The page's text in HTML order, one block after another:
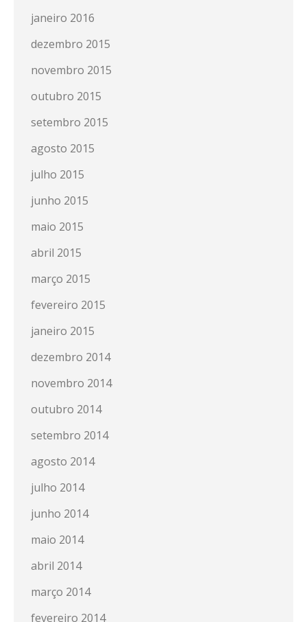
janeiro 2016
dezembro 2015
novembro 2015
outubro 2015
setembro 2015
agosto 2015
julho 2015
junho 2015
maio 2015
abril 2015
março 2015
fevereiro 2015
janeiro 2015
dezembro 2014
novembro 2014
outubro 2014
setembro 2014
agosto 2014
julho 2014
junho 2014
maio 2014
abril 2014
março 2014
fevereiro 2014